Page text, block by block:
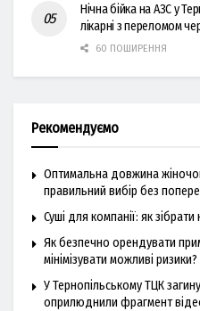
Нічна бійка на АЗС у
лікарні з переломом
60 ПОШИРЕННЯ
Рекомендуємо
Оптимальна довжина
правильний вибір без
Суші для компанії: як
Як безпечно орендувати
мінімізувати можливі ризики?
У Тернопільському ТЦК
оприлюднили фрагмент